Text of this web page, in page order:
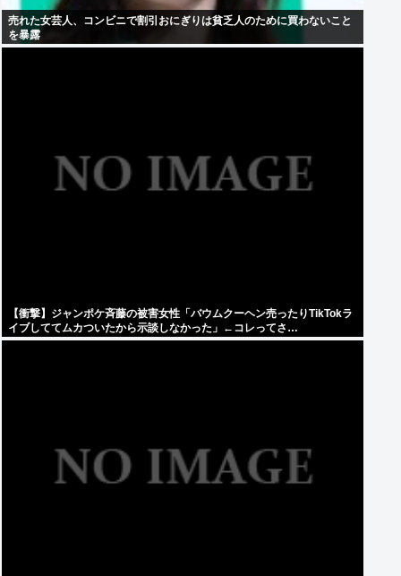
売れた女芸人、コンビニで割引おにぎりは貧乏人のために買わないこと
を暴露
【衝撃】ジャンポケ斉藤の被害女性「バウムクーヘン売ったりTikTokラ
イブしててムカついたから示談しなかった」←コレってさ…